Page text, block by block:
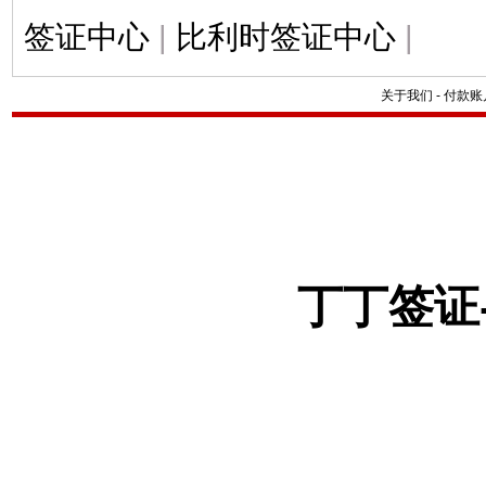
签证中心 | 比利时签证中心 |
关于我们 - 付款账
丁丁签